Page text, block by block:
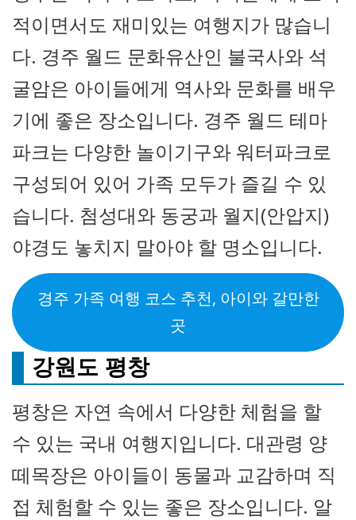
적이면서도 재미있는 여행지가 많습니
다. 경주 월드 문화유산인 불국사와 석
굴암은 아이들에게 역사와 문화를 배우
기에 좋은 장소입니다. 경주 월드 테마
파크는 다양한 놀이기구와 워터파크로
구성되어 있어 가족 모두가 즐길 수 있
습니다. 첨성대와 동궁과 월지(안압지)
야경도 놓치지 말아야 할 명소입니다.
경주 가족 여행 코스 추천, 아이와 갈만한
곳
강원도 평창
평창은 자연 속에서 다양한 체험을 할
수 있는 국내 여행지입니다. 대관령 양
떼목장은 아이들이 동물과 교감하며 직
접 체험할 수 있는 좋은 장소입니다. 알